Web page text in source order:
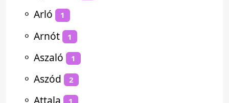
⚬ Arló 1
⚬ Arnót 1
⚬ Aszaló 1
⚬ Aszód 2